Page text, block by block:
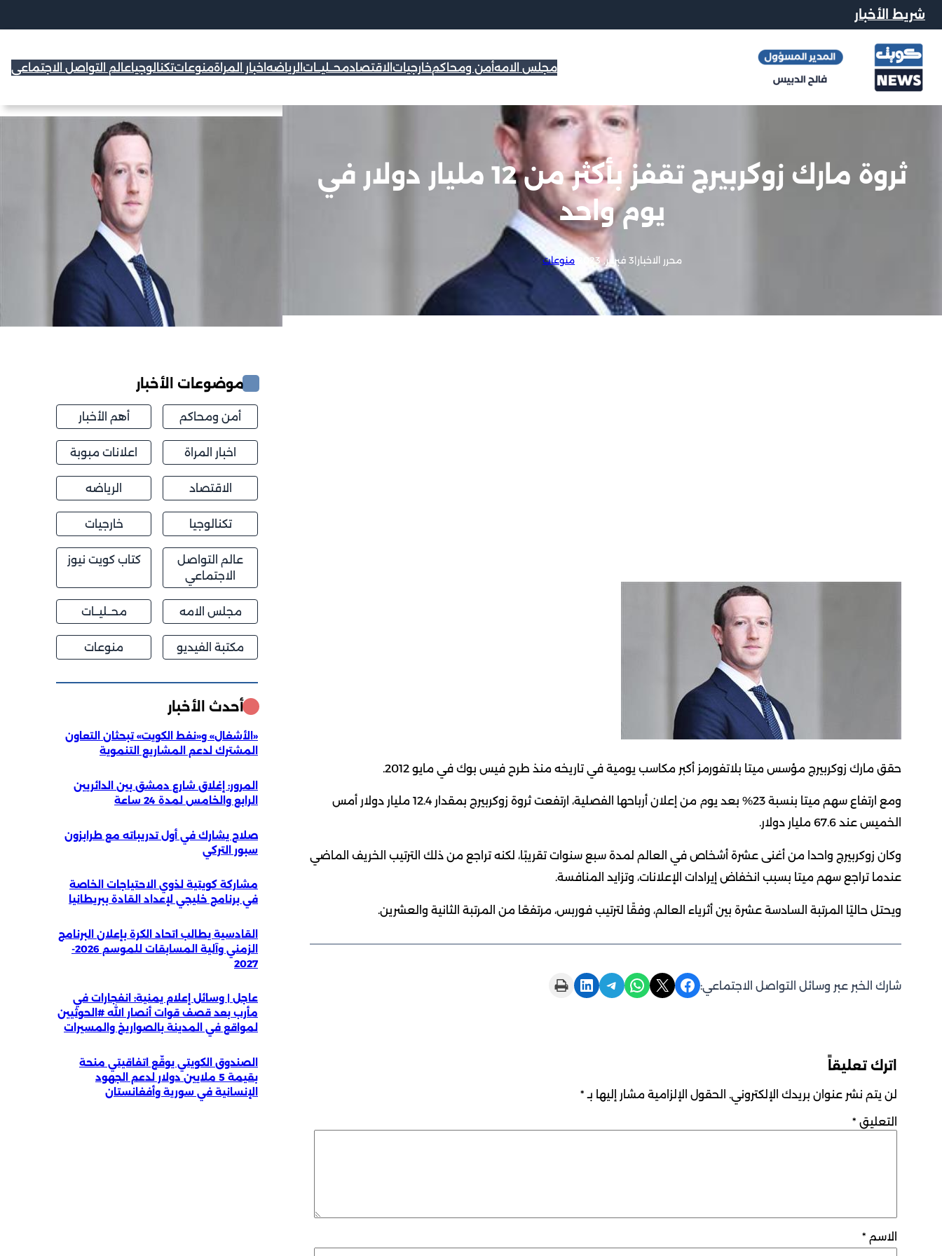
شريط الأخبار
مجلس الامهأمن ومحاكمخارجيات الاقتصادمحــليــات الرياضه اخبار المراةمنوعاتتكنالوجياعالم التواصل الاجتماعي
ثروة مارك زوكربيرج تقفز بأكثر من 12 مليار دولار في
يوم واحد
محرر الاخبار|3 فبراير, 2023 منوعات
حقق مارك زوكربيرج مؤسس ميتا بلاتفورمز أكبر مكاسب يومية في تاريخه منذ طرح فيس بوك في مايو 2012.
ومع ارتفاع سهم ميتا بنسبة 23% بعد يوم من إعلان أرباحها الفصلية، ارتفعت ثروة زوكربيرج بمقدار 12.4 مليار دولار أمس
الخميس عند 67.6 مليار دولار.
وكان زوكربيرج واحدا من أغنى عشرة أشخاص في العالم لمدة سبع سنوات تقريبًا، لكنه تراجع من ذلك الترتيب الخريف الماضي
عندما تراجع سهم ميتا بسبب انخفاض إيرادات الإعلانات، وتزايد المنافسة.
ويحتل حاليًا المرتبة السادسة عشرة بين أثرياء العالم، وفقًا لترتيب فوربس، مرتفعًا من المرتبة الثانية والعشرين.
شارك الخبر عبر وسائل التواصل الاجتماعي: Share on Facebook
Share on X
Share on WhatsApp
Share on Telegram
Share on LinkedIn
Print this Page
اترك تعليقاً
لن يتم نشر عنوان بريدك الإلكتروني. الحقول الإلزامية مشار إليها بـ *
التعليق *
الاسم *
موضوعات الأخبار
أمن ومحاكم أهم الأخبار
اخبار المراة اعلانات مبوبة
الاقتصاد الرياضه
تكنالوجيا خارجيات
عالم التواصل
الاجتماعي
كتاب كويت نيوز
مجلس الامه محــليــات
مكتبة الفيديو منوعات
أحدث الأخبار
«الأشغال» و«نفط الكويت» تبحثان التعاون
المشترك لدعم المشاريع التنموية
المرور: إغلاق شارع دمشق بين الدائريين
الرابع والخامس لمدة 24 ساعة
صلاح يشارك في أول تدريباته مع طرابزون
سبور التركي
مشاركة كويتية لذوي الاحتياجات الخاصة
في برنامج خليجي لإعداد القادة ببريطانيا
القادسية يطالب اتحاد الكرة بإعلان البرنامج
الزمني وآلية المسابقات للموسم 2026-
2027
عاجل | وسائل إعلام يمنية: انفجارات في
مأرب بعد قصف قوات أنصار الله #الحوثيين
لمواقع في المدينة بالصواريخ والمسيرات
الصندوق الكويتي يوقّع اتفاقيتي منحة
بقيمة 5 ملايين دولار لدعم الجهود
الإنسانية في سورية وأفغانستان